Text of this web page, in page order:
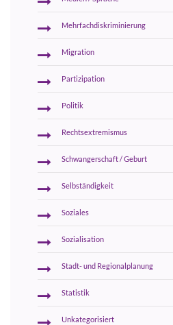
Mehrfachdiskriminierung
Migration
Partizipation
Politik
Rechtsextremismus
Schwangerschaft / Geburt
Selbständigkeit
Soziales
Sozialisation
Stadt- und Regionalplanung
Statistik
Unkategorisiert